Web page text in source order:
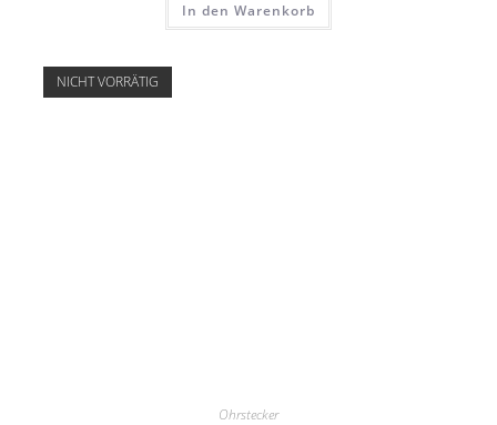
In den Warenkorb
NICHT VORRÄTIG
Ohrstecker